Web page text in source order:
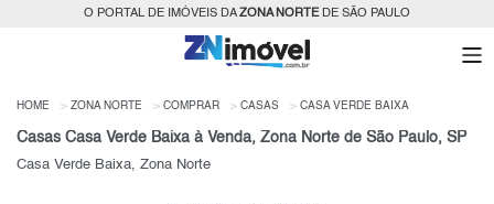
O PORTAL DE IMÓVEIS DAZONA NORTEDE SÃO PAULO
HOME ZONA NORTE COMPRAR CASAS CASA VERDE BAIXA
Casas Casa Verde Baixa à Venda, Zona Norte de São Paulo, SP
Casa Verde Baixa, Zona Norte